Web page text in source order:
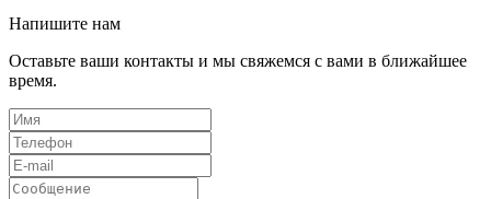
Напишите нам
Оставьте ваши контакты и мы свяжемся с вами в ближайшее
время.